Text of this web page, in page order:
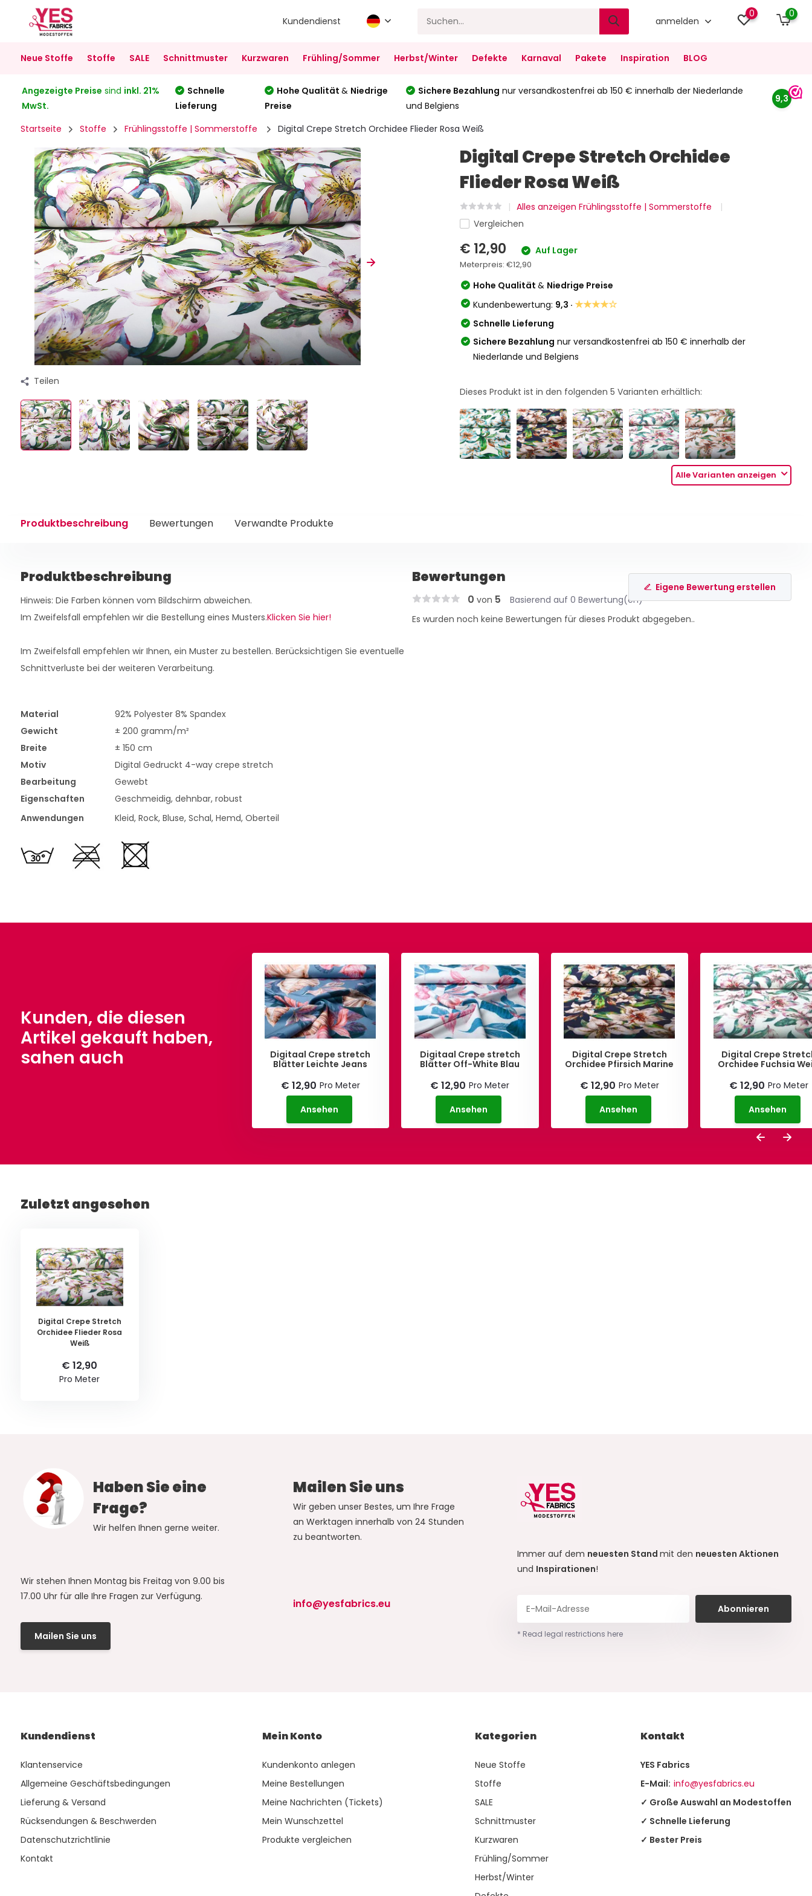
Kundendienst anmelden
0 0
Neue Stoffe Stoffe SALE Schnittmuster Kurzwaren Frühling/Sommer Herbst/Winter Defekte Karnaval Pakete Inspiration BLOG
Angezeigte Preise sind inkl. 21%
MwSt.
Schnelle
Lieferung
Hohe Qualität& Niedrige
Preise
Sichere Bezahlung nur versandkostenfrei ab 150 € innerhalb der Niederlande
und Belgiens
9,3
Startseite Stoffe Frühlingsstoffe | Sommerstoffe Digital Crepe Stretch Orchidee Flieder Rosa Weiß
Teilen
Digital Crepe Stretch Orchidee
Flieder Rosa Weiß
Alles anzeigen Frühlingsstoffe | Sommerstoffe
Vergleichen
€ 12,90 Auf Lager
Meterpreis:€12,90
Hohe Qualität& Niedrige Preise
Kundenbewertung: 9,3 ·★★★★☆
Schnelle Lieferung
Sichere Bezahlung nur versandkostenfrei ab 150 € innerhalb der
Niederlande und Belgiens
Dieses Produkt ist in den folgenden5 Varianten erhältlich:
Alle Varianten anzeigen
Produktbeschreibung Bewertungen Verwandte Produkte
Produktbeschreibung
Hinweis: Die Farben können vom Bildschirm abweichen.
Im Zweifelsfall empfehlen wir die Bestellung eines Musters.Klicken Sie hier!
Im Zweifelsfall empfehlen wir Ihnen, ein Muster zu bestellen. Berücksichtigen Sie eventuelle
Schnittverluste bei der weiteren Verarbeitung.
Material
92% Polyester 8% Spandex
Gewicht
± 200 gramm/m²
Breite
± 150 cm
Motiv
Digital Gedruckt 4-way crepe stretch
Bearbeitung
Gewebt
Eigenschaften
Geschmeidig, dehnbar, robust
Anwendungen
Kleid, Rock, Bluse, Schal, Hemd, Oberteil
Bewertungen
0 von 5 Basierend auf 0 Bewertung(en)
Eigene Bewertung erstellen
Es wurden noch keine Bewertungen für dieses Produkt abgegeben..
Kunden, die diesen
Artikel gekauft haben,
sahen auch
Crepe Stretch
Pfirsich Weiß
Digitaal Crepe stretch
Blätter Leichte Jeans
€ 12,90 Pro Meter
Ansehen
Digitaal Crepe stretch
Blätter Off-White Blau
€ 12,90 Pro Meter
Ansehen
Digital Crepe Stretch
Orchidee Pfirsich Marine
€ 12,90 Pro Meter
Ansehen
Digital Crepe
Orchidee Fuchsia
€ 12,90 Pro Meter
Ansehen
Zuletzt angesehen
Digital Crepe Stretch
Orchidee Flieder Rosa
Weiß
€ 12,90
Pro Meter
Haben Sie eine
Frage?
Wir helfen Ihnen gerne weiter.
Wir stehen Ihnen Montag bis Freitag von 9.00 bis
17.00 Uhr für alle Ihre Fragen zur Verfügung.
Mailen Sie uns
Mailen Sie uns
Wir geben unser Bestes, um Ihre Frage
an Werktagen innerhalb von 24 Stunden
zu beantworten.
info@yesfabrics.eu
Immer auf dem neuesten Standmit den neuesten Aktionen
und Inspirationen!
Abonnieren
* Read legal restrictions here
Kundendienst
Klantenservice
Allgemeine Geschäftsbedingungen
Lieferung & Versand
Rücksendungen & Beschwerden
Datenschutzrichtlinie
Kontakt
Mein Konto
Kundenkonto anlegen
Meine Bestellungen
Meine Nachrichten (Tickets)
Mein Wunschzettel
Produkte vergleichen
Kategorien
Neue Stoffe
Stoffe
SALE
Schnittmuster
Kurzwaren
Frühling/Sommer
Herbst/Winter
Kontakt
YES Fabrics
E-Mail: info@yesfabrics.eu
✓ Große Auswahl an Modestoffen
✓ Schnelle Lieferung
✓ Bester Preis